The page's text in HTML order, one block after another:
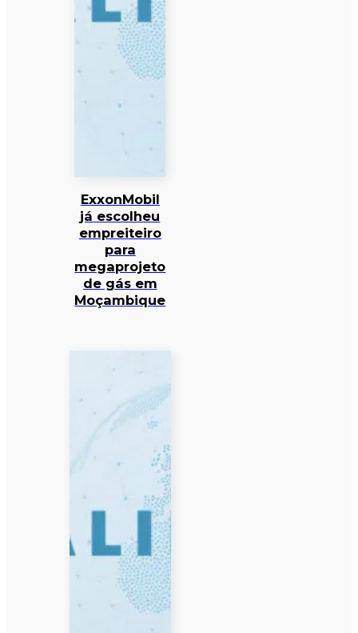
ExxonMobil
já escolheu
empreiteiro
para
megaprojeto
de gás em
Moçambique